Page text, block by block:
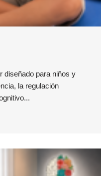
diseñado para niños y
la regulación